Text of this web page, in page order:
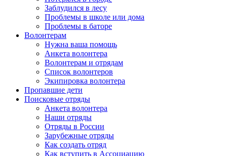
Заблудился в лесу
Проблемы в школе или дома
Проблемы в баторе
Волонтерам
Нужна ваша помощь
Анкета волонтера
Волонтерам и отрядам
Список волонтеров
Экипировка волонтера
Пропавшие дети
Поисковые отряды
Анкета волонтера
Наши отряды
Отряды в России
Зарубежные отряды
Как создать отряд
Как вступить в Ассоциацию